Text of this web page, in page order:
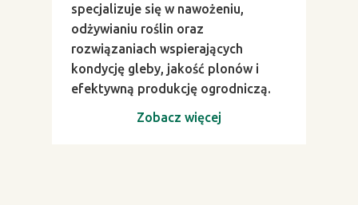
specjalizuje się w nawożeniu,
odżywianiu roślin oraz
rozwiązaniach wspierających
kondycję gleby, jakość plonów i
efektywną produkcję ogrodniczą.
Zobacz więcej